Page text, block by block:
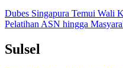
Dubes Singapura Temui Wali
Pelatihan ASN hingga
Sulsel